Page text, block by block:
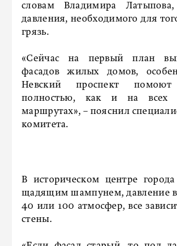
словам Владимира
давления, необходимого для
грязь.
«Сейчас на первый план
фасадов жилых домов,
Невский проспект помоют
полностью, как и на всех
маршрутах», – пояснил
комитета.
В историческом центре
щадящим шампунем, давление в
40 или 100 атмосфер, все
стены.